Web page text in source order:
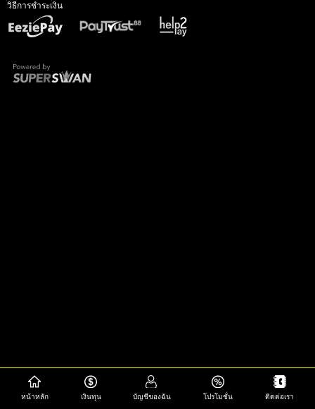
หน้าหลัก เงินทุน บัญชีของฉัน โปรโมชั่น ติดต่อเรา
วิธีการชำระเงิน